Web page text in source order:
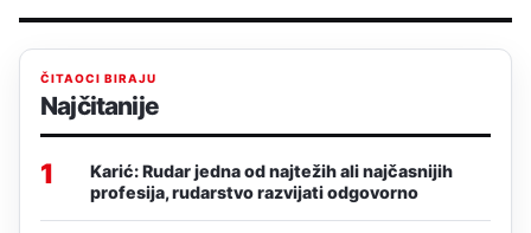
ČITAOCI BIRAJU
Najčitanije
1
Karić: Rudar jedna od najtežih ali najčasnijih
profesija, rudarstvo razvijati odgovorno